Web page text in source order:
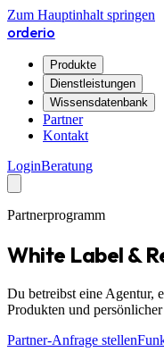
Zum Hauptinhalt springen
orderio
Produkte
Dienstleistungen
Wissensdatenbank
Partner
Kontakt
LoginBeratung
Partnerprogramm
White Label &
Du betreibst eine Agentur,
Produkten und
Partner-Anfrage stellen